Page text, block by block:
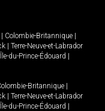
Colombie-Britannique
Terre-Neuve-et-Labrador
Île-du-Prince-Édouard
Britannique
Terre-Neuve-et-Labrador
Île-du-Prince-Édouard